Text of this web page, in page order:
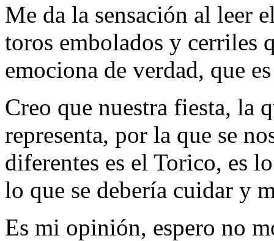
Me da la sensación al leer
toros embolados y cerriles
emociona de verdad, que
Creo que nuestra fiesta, la
representa, por la que se
diferentes es el Torico, es
lo que se debería cuidar y
Es mi opinión, espero no